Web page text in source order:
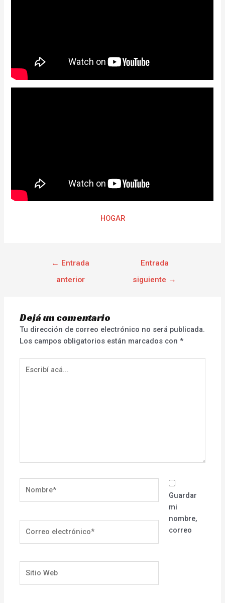
HOGAR
← Entrada
anterior
Entrada
siguiente →
Dejá un comentario
Tu dirección de correo electrónico no será publicada.
Los campos obligatorios están marcados con*
acá...
electrónico*
Web
Guardar
mi
nombre,
correo